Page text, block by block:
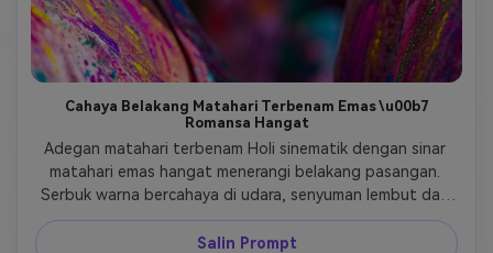
Cahaya Belakang Matahari Terbenam Emas \u00b7
Romansa Hangat
Adegan matahari terbenam Holi sinematik dengan sinar
matahari emas hangat menerangi belakang pasangan.
Serbuk warna bercahaya di udara, senyuman lembut dan
pelukan erat. Pakaian putih tradisional bersulam tertutup
gulal merah muda dan biru. Pencahayaan rim kuat, cahaya
Salin Prompt